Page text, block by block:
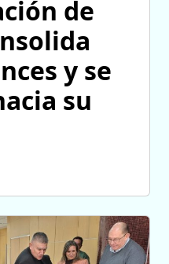
de
y se
su